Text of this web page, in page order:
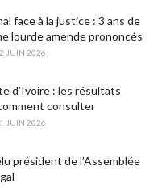
face à la justice : 3 ans de
lourde amende prononcés
2 JUIN 2026
d’Ivoire : les résultats
consulter
1 JUIN 2026
président de l’Assemblée